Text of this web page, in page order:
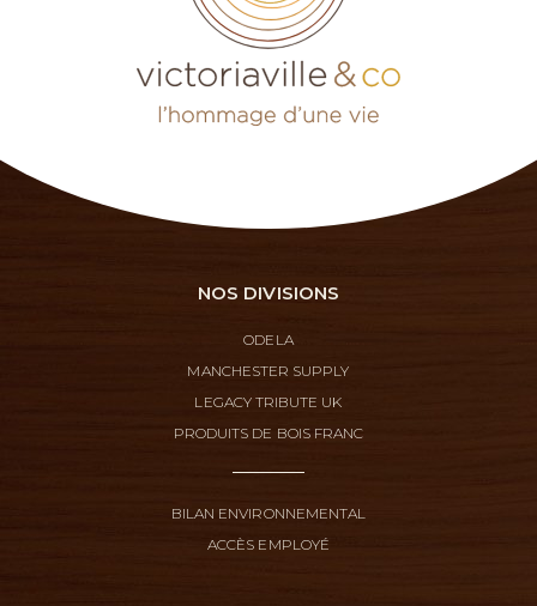
NOS DIVISIONS
ODELA
MANCHESTER SUPPLY
LEGACY TRIBUTE UK
PRODUITS DE BOIS FRANC
BILAN ENVIRONNEMENTAL
ACCÈS EMPLOYÉ